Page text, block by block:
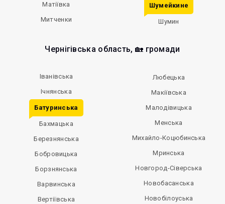
Матіївка
Митченки
Шумейкине
Шумин
Чернігівська область, 🏡 громади
Іванівська
Ічнянська
Батуринська
Бахмацька
Березнянська
Бобровицька
Борзнянська
Варвинська
Вертіївська
Любецька
Макіївська
Малодівицька
Менська
Михайло-Коцюбинська
Мринська
Новгород-Сіверська
Новобасанська
Новобілоуська